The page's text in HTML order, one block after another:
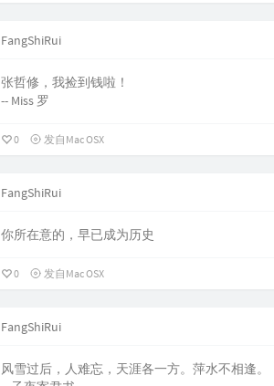
FangShiRui
张哲修，我捡到钱啦！
-- Miss 罗
0 发自Mac OSX
FangShiRui
你所在意的，早已成为历史
0 发自Mac OSX
FangShiRui
风雪过后，人难忘，天涯各一方。萍水不相逢。